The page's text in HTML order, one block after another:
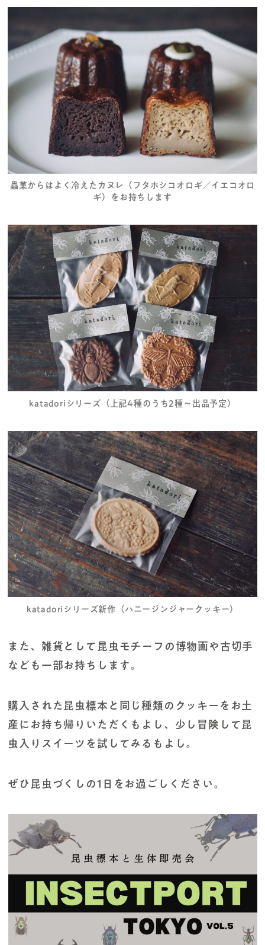
蟲菓からはよく冷えたカヌレ（フタホシコオロギ／イエコオロ
ギ）をお持ちします
katadoriシリーズ（上記4種のうち2種～出品予定）
katadoriシリーズ新作（ハニージンジャークッキー）
また、雑貨として昆虫モチーフの博物画や古切手
なども一部お持ちします。
購入された昆虫標本と同じ種類のクッキーをお土
産にお持ち帰りいただくもよし、少し冒険して昆
虫入りスイーツを試してみるもよし。
ぜひ昆虫づくしの1日をお過ごしください。